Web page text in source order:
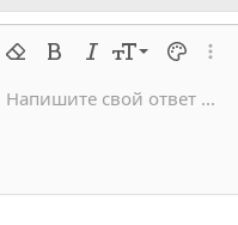
Удалить форматирование
ЖирныйКурсивРазмер шрифта
9
10
18
Цвет
шрифтов
Arial
Перечёркнутый
Подчеркивание
Код в строку
горизонтальную
Спойлер
Код Запрет
Напишите свой ответ ...